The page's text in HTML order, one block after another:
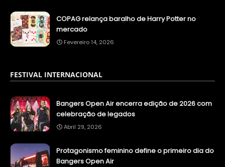
COPAG relança baralho de Harry Potter no
mercado
Fevereiro 14, 2026
FESTIVAL INTERNACIONAL
Bangers Open Air encerra edição de 2026 com
celebração de legados
Abril 29, 2026
Protagonismo feminino define o primeiro dia do
Bangers Open Air